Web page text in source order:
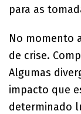
para as
No momento
de crise.
Algumas
impacto que
determinado